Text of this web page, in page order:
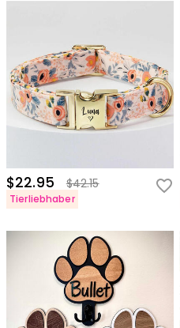
$22.95 $42.15
Tierliebhaber